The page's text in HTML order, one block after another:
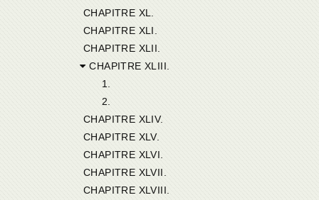
CHAPITRE XL.
CHAPITRE XLI.
CHAPITRE XLII.
CHAPITRE XLIII.
1.
2.
CHAPITRE XLIV.
CHAPITRE XLV.
CHAPITRE XLVI.
CHAPITRE XLVII.
CHAPITRE XLVIII.